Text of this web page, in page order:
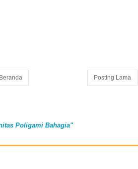
Posting Lama
Beranda
Poligami Bahagia"